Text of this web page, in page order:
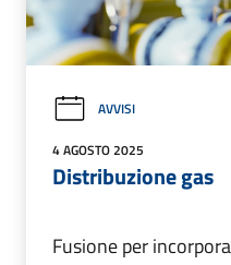
AVVISI
4 AGOSTO 2025
Distribuzione gas
Fusione per